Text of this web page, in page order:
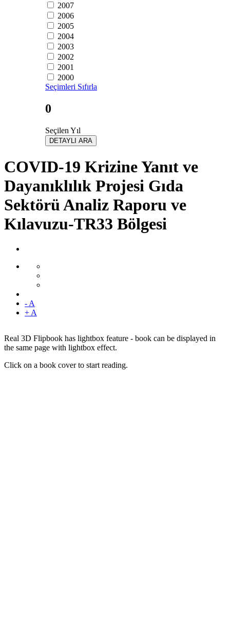
2007
2006
2005
2004
2003
2002
2001
2000
Seçimleri Sıfırla
0
Seçilen Yıl
DETAYLI ARA
COVID-19 Krizine Yanıt ve
Dayanıklılık Projesi Gıda
Sektörü Analiz Raporu ve
Kılavuzu-TR33 Bölgesi
- A
+ A
Real 3D Flipbook has lightbox feature - book can be displayed in
the same page with lightbox effect.
Click on a book cover to start reading.